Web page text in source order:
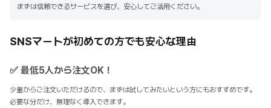
まずは信頼できるサービスを選び、安心してご活用ください。
SNSマートが初めての方でも安心な理由
✅ 最低5人から注文OK！
少量からご注文いただけるので、まずは試してみたいという方にもおすすめです。
必要な分だけ、無理なく導入できます。